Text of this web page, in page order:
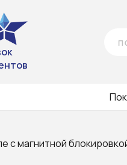
с магнитной